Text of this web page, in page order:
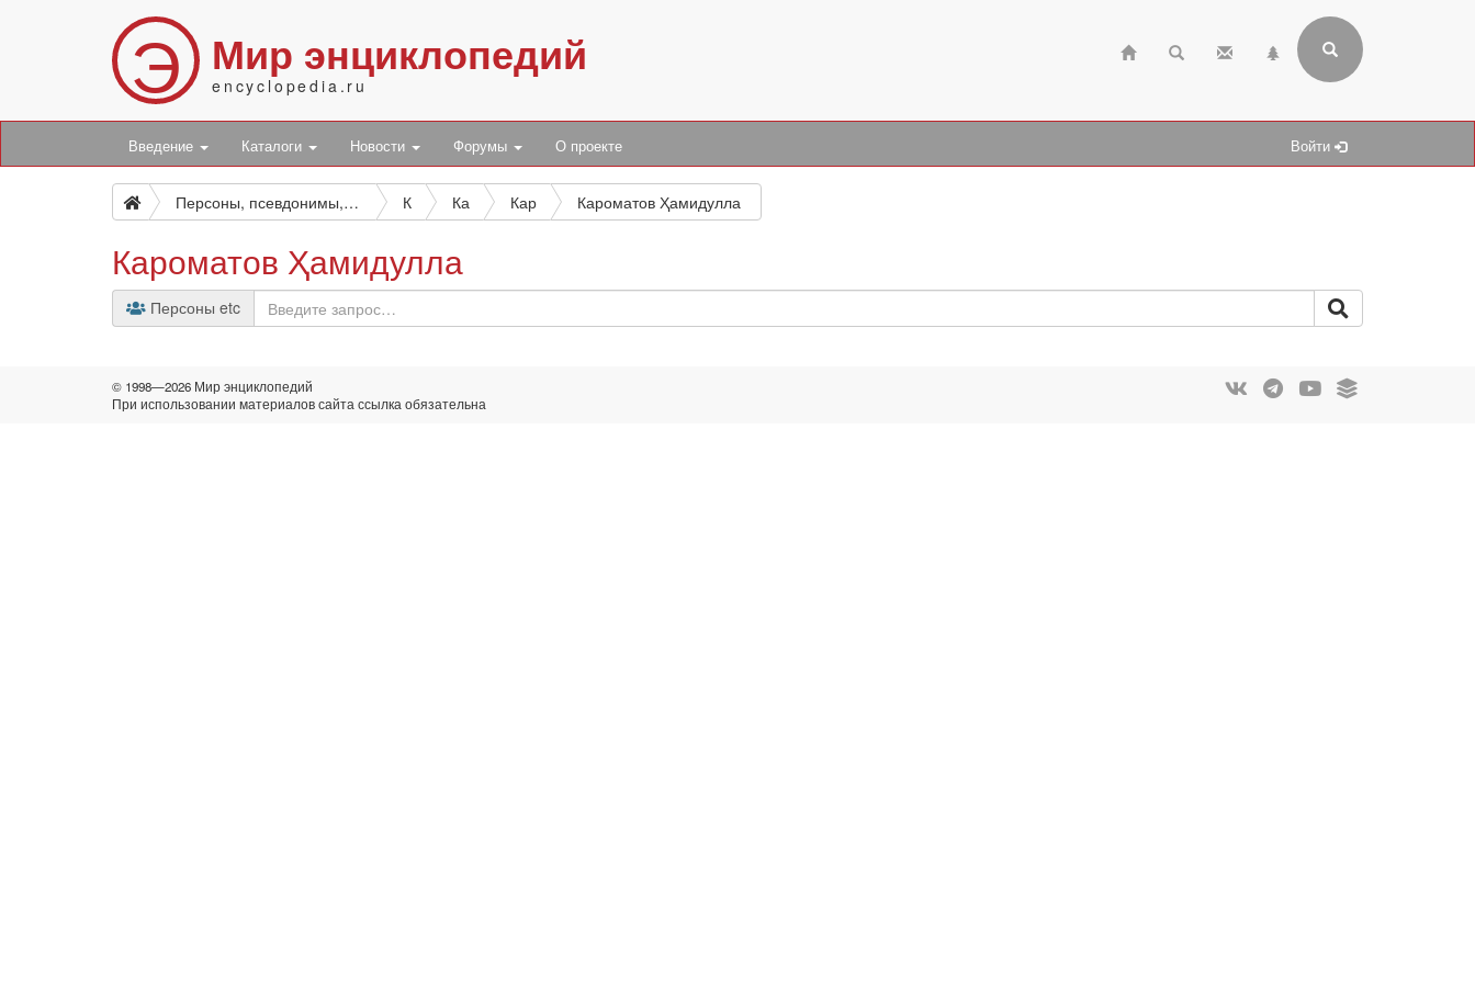
Э Мир энциклопедий
encyclopedia.ru
Введение Каталоги Новости Форумы О проекте Войти
Персоны, псевдонимы, персонажи и боты К Ка Кар Кароматов Ҳамидулла
Кароматов Ҳамидулла
Персоны etc
© 1998—2026 Мир энциклопедий
При использовании материалов сайта ссылка обязательна